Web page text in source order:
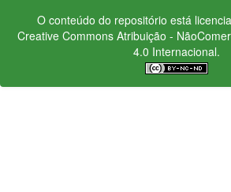
O conteúdo do repositório está
Creative CommonsAtribuição -
4.0 Internacional.